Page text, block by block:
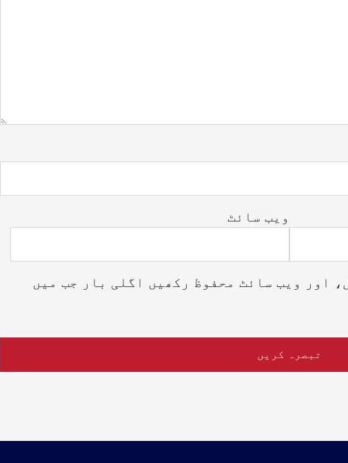
ویب‌ سائٹ
اور ویب سائٹ محفوظ رکھیں اگلی بار جب میں